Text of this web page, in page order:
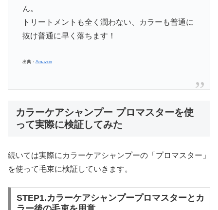
ん。
トリートメントも全く潤わない、カラーも普通に
抜け普通に早く落ちます！
出典： Amazon
カラーケアシャンプー プロマスターを使
って実際に検証してみた
続いては実際にカラーケアシャンプーの「プロマスター」
を使って毛束に検証していきます。
STEP1.カラーケアシャンプープロマスターとカ